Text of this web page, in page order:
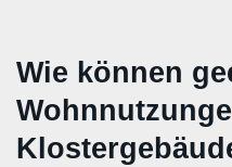
Wie können